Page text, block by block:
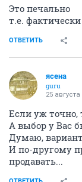
Это печально
т.е.
ОТВЕТИТЬ
ясена
guru
25 августа
Если уж точно,
А выбор у Вас
Думаю,
И по-другому
продавать...